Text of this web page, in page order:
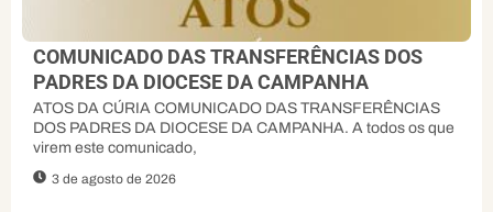
COMUNICADO DAS TRANSFERÊNCIAS DOS
PADRES DA DIOCESE DA CAMPANHA
ATOS DA CÚRIA COMUNICADO DAS TRANSFERÊNCIAS
DOS PADRES DA DIOCESE DA CAMPANHA. A todos os que
virem este comunicado,
3 de agosto de 2026